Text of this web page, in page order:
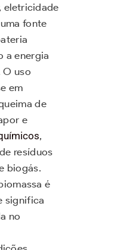
eletricidade
fonte
a energia
O uso
em
de
e
,
resíduos
biogás.
é
significa
no